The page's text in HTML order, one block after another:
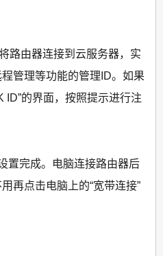
由器连接到云服务器，实
管理等功能的管理ID。如果
ID”的界面，按照提示进行注
完成。电脑连接路由器后
再点击电脑上的“宽带连接”